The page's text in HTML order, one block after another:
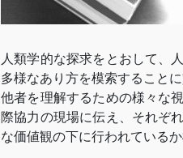
人類学的な探求をとおして、
多様なあり方を模索することに
他者を理解するための様々な
際協力の現場に伝え、それぞ
な価値観の下に行われているか